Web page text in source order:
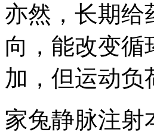
亦然，长期给
向，能改变循
加，但运动负
家兔静脉注射